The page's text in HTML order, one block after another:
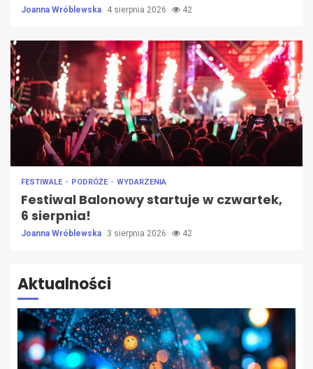
Joanna Wróblewska 4 sierpnia 2026 42
FESTIWALE PODRÓŻE WYDARZENIA
Festiwal Balonowy startuje w czwartek,
6 sierpnia!
Joanna Wróblewska 3 sierpnia 2026 42
Aktualności